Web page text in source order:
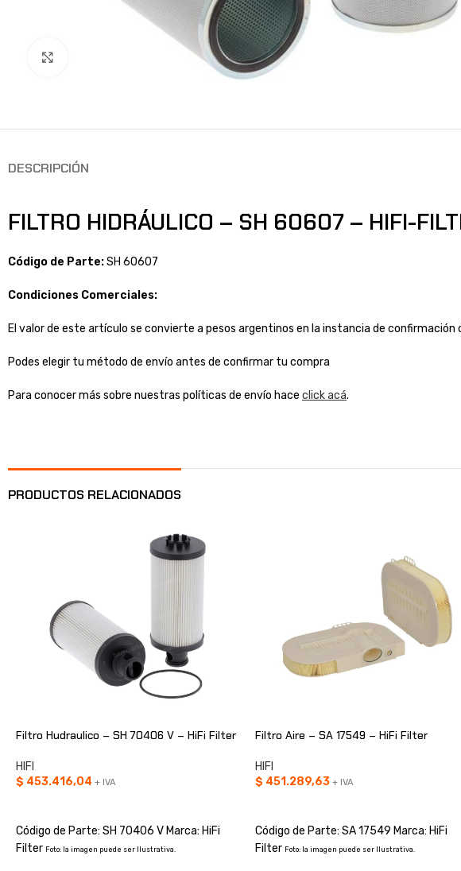
DESCRIPCIÓN
FILTRO HIDRÁULICO – SH 60607 – HIFI-
Código de Parte:SH 60607
Condiciones Comerciales:
El valor de este artículo se convierte a pesos argentinos en la instancia de confirmación
Podes elegir tu método de envío antes de confirmar tu compra
Para conocer más sobre nuestras políticas de envío hace click acá.
PRODUCTOS RELACIONADOS
Filtro Hudraulico – SH 70406 V – HiFi Filter
HIFI
$ 453.416,04 + IVA
Código de Parte: SH 70406 V Marca: HiFi
Filter Foto: la imagen puede ser Ilustrativa.
Filtro Aire – SA 17549 – HiFi Filter
HIFI
$ 451.289,63 + IVA
Código de Parte: SA 17549 Marca: HiFi
Filter Foto: la imagen puede ser Ilustrativa.